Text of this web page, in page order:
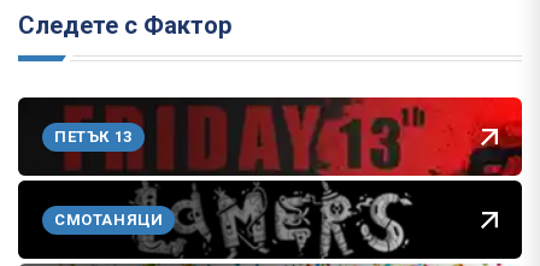
Следете с Фактор
ПЕТЪК 13
СМОТАНЯЦИ